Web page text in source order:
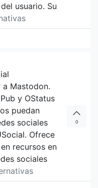
usuario. Su
a Mastodon.
y OStatus
puedan
sociales
Ofrece
recursos en
sociales
0